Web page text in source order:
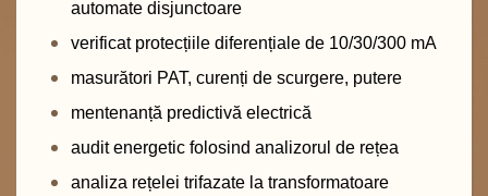
automate disjunctoare
verificat protecțiile diferențiale de 10/30/300 mA
masurători PAT, curenți de scurgere, putere
mentenanță predictivă electrică
audit energetic folosind analizorul de rețea
analiza rețelei trifazate la transformatoare